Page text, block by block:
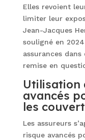
Elles revoient
limiter leur
Jean-Jacques
souligné en
assurances
remise en
Utilisation
avancés
les
Les assureurs
risque avancés